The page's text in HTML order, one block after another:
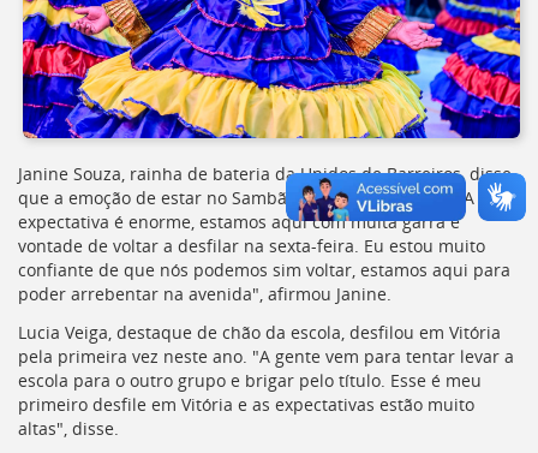
Janine Souza, rainha de bateria da Unidos de Barreiros, disse
que a emoção de estar no Sambão era muito grande. " A
expectativa é enorme, estamos aqui com muita garra e
vontade de voltar a desfilar na sexta-feira. Eu estou muito
confiante de que nós podemos sim voltar, estamos aqui para
poder arrebentar na avenida", afirmou Janine.
Lucia Veiga, destaque de chão da escola, desfilou em Vitória
pela primeira vez neste ano. "A gente vem para tentar levar a
escola para o outro grupo e brigar pelo título. Esse é meu
primeiro desfile em Vitória e as expectativas estão muito
altas", disse.